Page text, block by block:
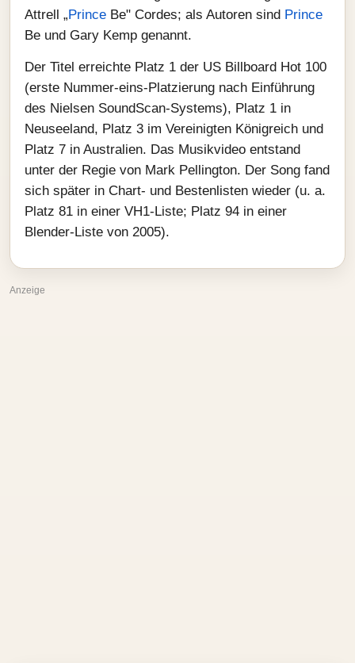
Attrell „Prince Be" Cordes; als Autoren sind Prince
Be und Gary Kemp genannt.
Der Titel erreichte Platz 1 der US Billboard Hot 100
(erste Nummer‑eins‑Platzierung nach Einführung
des Nielsen SoundScan‑Systems), Platz 1 in
Neuseeland, Platz 3 im Vereinigten Königreich und
Platz 7 in Australien. Das Musikvideo entstand
unter der Regie von Mark Pellington. Der Song fand
sich später in Chart- und Bestenlisten wieder (u. a.
Platz 81 in einer VH1‑Liste; Platz 94 in einer
Blender‑Liste von 2005).
Anzeige